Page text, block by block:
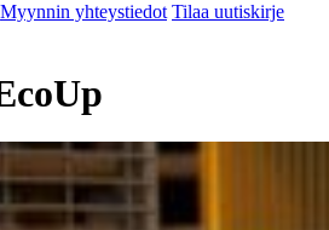
Myynnin yhteystiedot Tilaa uutiskirje